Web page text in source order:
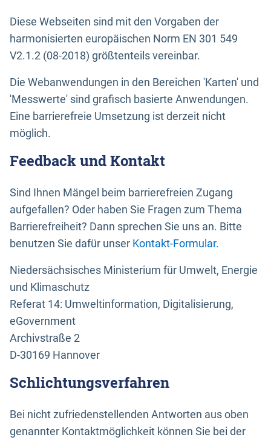
Diese Webseiten sind mit den Vorgaben der
harmonisierten europäischen Norm EN 301 549
V2.1.2 (08-2018) größtenteils vereinbar.
Die Webanwendungen in den Bereichen 'Karten' und
'Messwerte' sind grafisch basierte Anwendungen.
Eine barrierefreie Umsetzung ist derzeit nicht
möglich.
Feedback und Kontakt
Sind Ihnen Mängel beim barrierefreien Zugang
aufgefallen? Oder haben Sie Fragen zum Thema
Barrierefreiheit? Dann sprechen Sie uns an. Bitte
benutzen Sie dafür unser Kontakt-Formular.
Niedersächsisches Ministerium für Umwelt, Energie
und Klimaschutz
Referat 14: Umweltinformation, Digitalisierung,
eGovernment
Archivstraße 2
D-30169 Hannover
Schlichtungsverfahren
Bei nicht zufriedenstellenden Antworten aus oben
genannter Kontaktmöglichkeit können Sie bei der